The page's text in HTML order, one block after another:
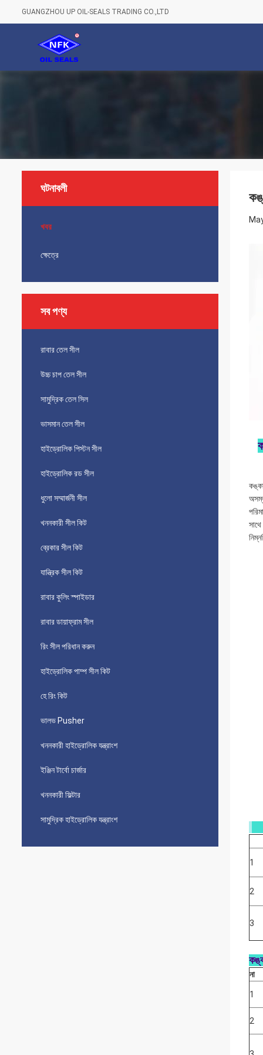
GUANGZHOU UP OIL-SEALS TRADING CO.,LTD
ঘটনাবলী
খবর
ক্ষেত্রে
সব পণ্য
রাবার তেল সীল
উচ্চ চাপ তেল সীল
সামুদ্রিক তেল সিল
ভাসমান তেল সীল
হাইড্রোলিক পিস্টন সীল
হাইড্রোলিক রড সীল
ধুলো সম্মার্জনী সীল
খননকারী সীল কিট
ব্রেকার সীল কিট
যান্ত্রিক সীল কিট
রাবার কুলিং স্পাইডার
রাবার ডায়াফ্রাম সীল
রিং সীল পরিধান করুন
হাইড্রোলিক পাম্প সীল কিট
হে রিং কিট
ভালভ Pusher
খননকারী হাইড্রোলিক যন্ত্রাংশ
ইঞ্জিন টার্বো চার্জার
খননকারী ফিল্টার
সামুদ্রিক হাইড্রোলিক যন্ত্রাংশ
1
2
3
না
1
2